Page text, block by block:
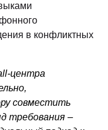
в конфликтных
центра
совместить
требования –